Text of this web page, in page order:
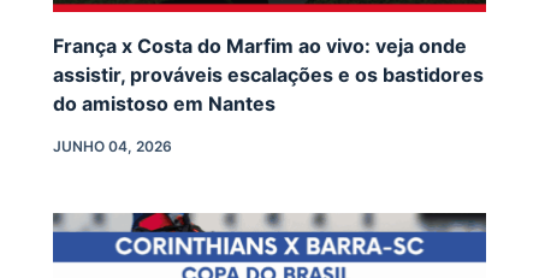
França x Costa do Marfim ao vivo: veja onde
assistir, prováveis escalações e os bastidores
do amistoso em Nantes
JUNHO 04, 2026